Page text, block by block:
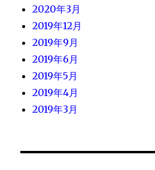
2020年3月
2019年12月
2019年9月
2019年6月
2019年5月
2019年4月
2019年3月